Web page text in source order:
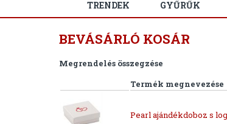
TRENDEK GYŰRŰK
BEVÁSÁRLÓ KOSÁR
Megrendelés összegzése
Termék megnevezése
Pearl ajándékdoboz s